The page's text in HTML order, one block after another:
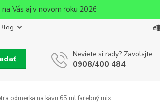
Vás aj v novom roku 2026
Blog
Neviete si rady? Zavolajte.
0908/400 484
odmerka na kávu 65 ml farebný mix